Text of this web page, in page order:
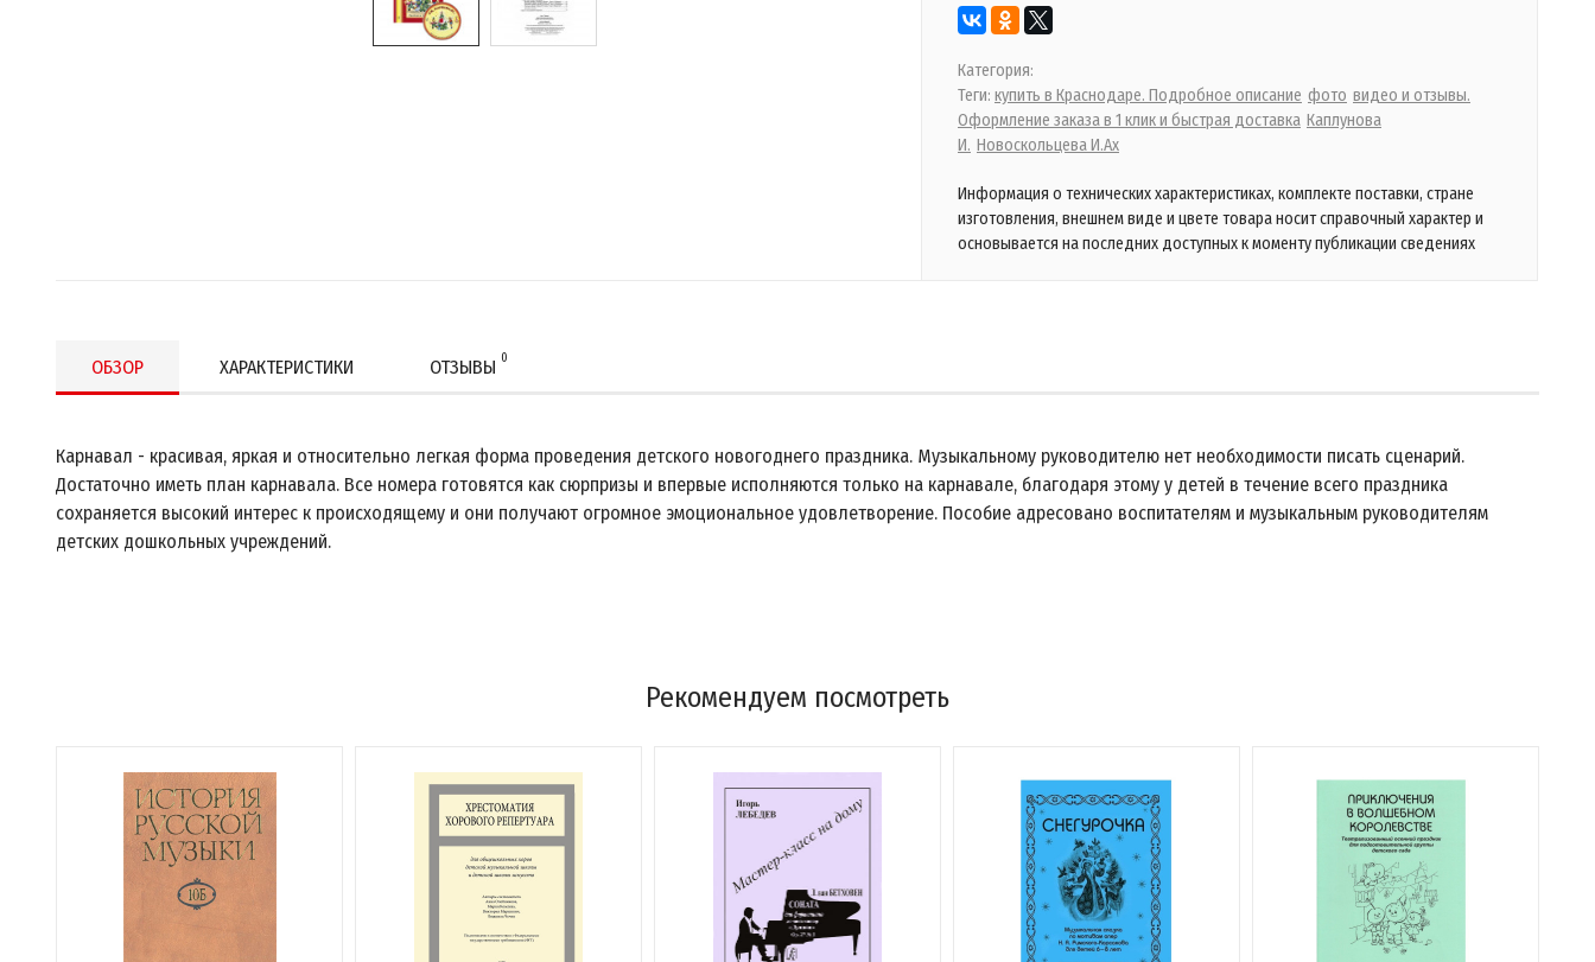
Категория:
Теги: купить в Краснодаре. Подробное описание фото видео и отзывы.
Оформление заказа в 1 клик и быстрая доставка Каплунова
И. Новоскольцева И.Ах
Информация о технических характеристиках, комплекте поставки, стране
изготовления, внешнем виде и цвете товара носит справочный характер и
основывается на последних доступных к моменту публикации сведениях
ОБЗОР ХАРАКТЕРИСТИКИ ОТЗЫВЫ 0
Карнавал - красивая, яркая и относительно легкая форма проведения детского новогоднего праздника. Музыкальному руководителю нет необходимости писать сценарий.
Достаточно иметь план карнавала. Все номера готовятся как сюрпризы и впервые исполняются только на карнавале, благодаря этому у детей в течение всего праздника
сохраняется высокий интерес к происходящему и они получают огромное эмоциональное удовлетворение. Пособие адресовано воспитателям и музыкальным руководителям
детских дошкольных учреждений.
Рекомендуем посмотреть